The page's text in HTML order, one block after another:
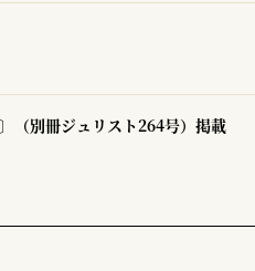
（別冊ジュリスト264号）掲載